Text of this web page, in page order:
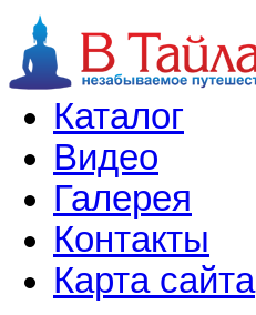
Каталог
Видео
Галерея
Контакты
Карта сайта